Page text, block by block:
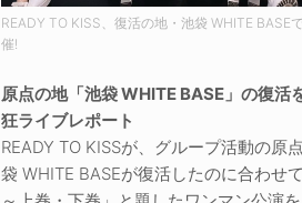
READY TO KISS、復活の地・池袋 WHITE BASE
催!
原点の地「池袋 WHITE BASE」の復活
狂ライブレポート
READY TO KISSが、グループ活動の原
袋 WHITE BASEが復活したのに合わせ